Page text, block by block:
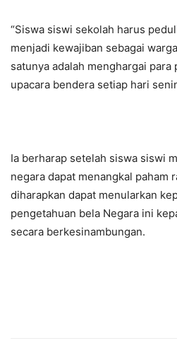
“Siswa siswi sekolah harus
menjadi kewajiban sebagai
satunya adalah menghargai para
upacara bendera setiap hari
Ia berharap setelah siswa siswi
negara dapat menangkal paham
diharapkan dapat menularkan
pengetahuan bela Negara ini
secara berkesinambungan.